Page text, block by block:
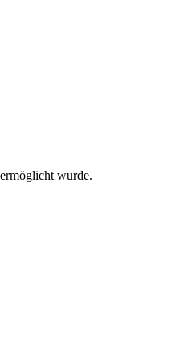
wurde.